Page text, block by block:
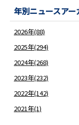
2021年 4月12日
2021年 4月12日
2021年 4月12日
2021年 4月12日
年別ニュースアー
2026年(88)
2025年(294)
2024年(268)
2023年(232)
2022年(142)
2021年(1)